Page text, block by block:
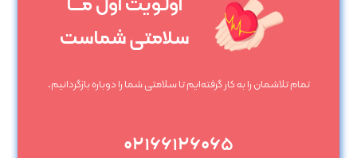
اولـویت اول مــــا
سلامتی شماست
تمام تلاشمان را به کار گرفته‌ایم تا سلامتی شما را دوباره بازگردانیم.
۰۲۱۶۶۱۲۶۰۶۵